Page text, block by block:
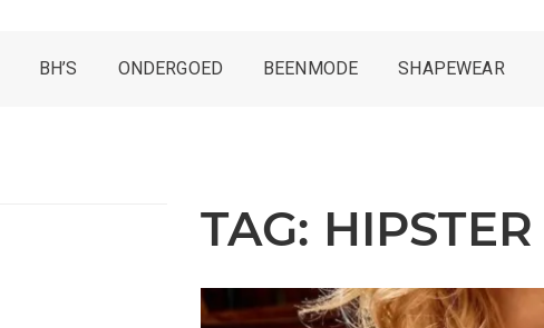
BH’S ONDERGOED BEENMODE SHAPEWEAR
TAG: HIPSTER